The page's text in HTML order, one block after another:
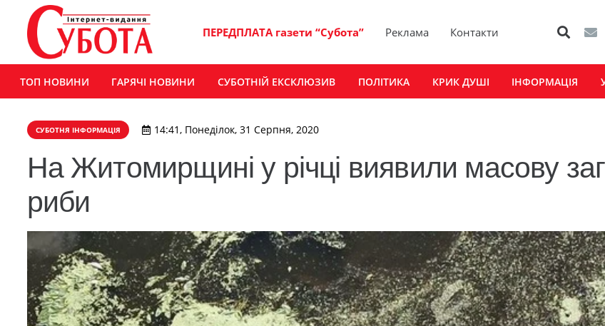
ПЕРЕДПЛАТА газети “Субота” Реклама Контакти
ТОП НОВИНИ ГАРЯЧІ НОВИНИ СУБОТНІЙ ЕКСКЛЮЗИВ ПОЛІТИКА КРИК ДУШІ ІНФОРМАЦІЯ
СУБОТНЯ ІНФОРМАЦІЯ 14:41, Понеділок, 31 Серпня, 2020
На Житомирщині у річці виявили масову
риби